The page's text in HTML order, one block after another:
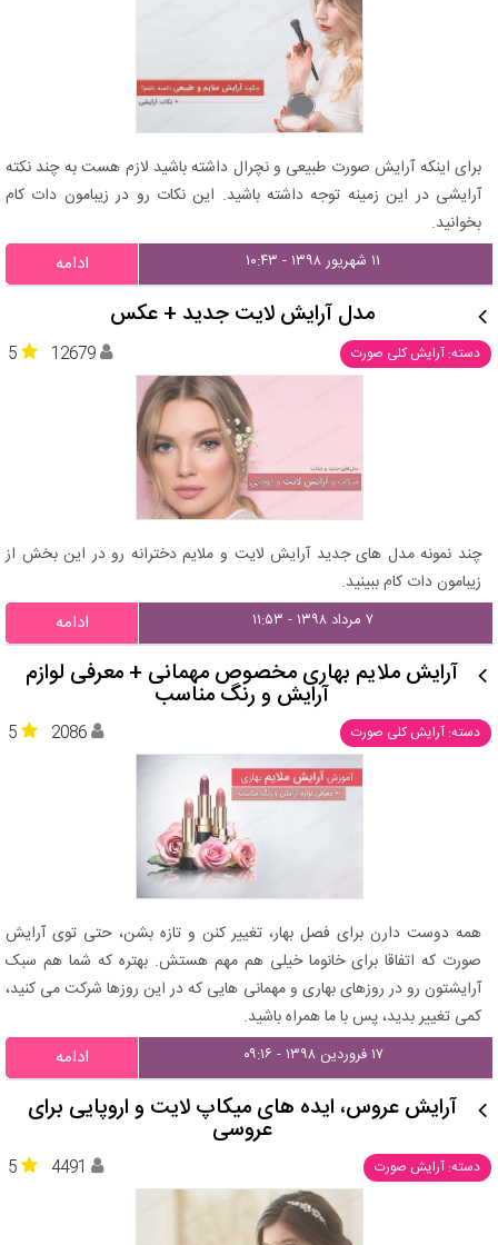
برای اینکه آرایش صورت طبیعی و نچرال داشته باشید لازم هست به چند نکته
آرایشی در این زمینه توجه داشته باشید. این نکات رو در زیبامون دات کام
بخوانید.
۱۱ شهریور ۱۳۹۸ - ۱۰:۴۳ ادامه
مدل آرایش لایت جدید + عکس
دسته: آرایش کلی صورت 5 12679
چند نمونه مدل های جدید آرایش لایت و ملایم دخترانه رو در این بخش از
زیبامون دات کام ببینید.
۷ مرداد ۱۳۹۸ - ۱۱:۵۳ ادامه
آرایش ملایم بهاری مخصوص مهمانی + معرفی لوازم
آرایش و رنگ مناسب
دسته: آرایش کلی صورت 5 2086
همه دوست دارن برای فصل بهار، تغییر کنن و تازه بشن، حتی توی آرایش
صورت که اتفاقا برای خانوما خیلی هم مهم هستش. بهتره که شما هم سبک
آرایشتون رو در روزهای بهاری و مهمانی هایی که در این روزها شرکت می کنید،
کمی تغییر بدید، پس با ما همراه باشید.
۱۷ فروردین ۱۳۹۸ - ۰۹:۱۶ ادامه
آرایش عروس، ایده های میکاپ لایت و اروپایی برای
عروسی
دسته: آرایش صورت 5 4491